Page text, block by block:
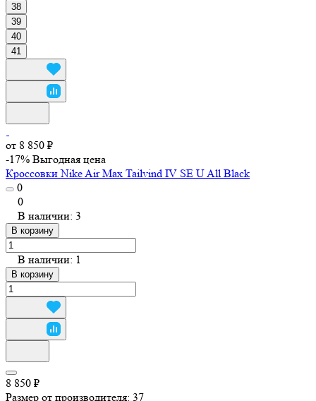
38
39
40
41
от 8 850 ₽
-17% Выгодная цена
Кроссовки Nike Air Max Tailvind IV SE U All Black
0
0
В наличии: 3
В корзину
В наличии: 1
В корзину
8 850 ₽
Размер от производителя: 37